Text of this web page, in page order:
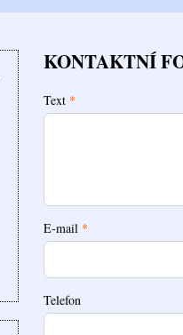
KONTAKTNÍ
Text *
E-mail *
Telefon